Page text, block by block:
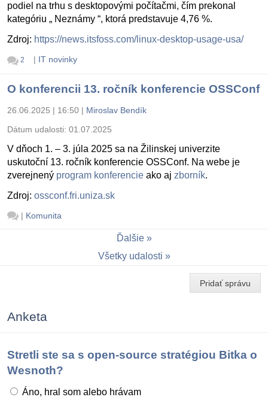
podiel na trhu s desktopovými počítačmi, čím prekonal
kategóriu „ Neznámy “, ktorá predstavuje 4,76 %.
Zdroj: https://news.itsfoss.com/linux-desktop-usage-usa/
2 | IT novinky
O konferencii 13. ročník konferencie OSSConf
26.06.2025 | 16:50 | Miroslav Bendík
Dátum udalosti: 01.07.2025
V dňoch 1. – 3. júla 2025 sa na Žilinskej univerzite
uskutoční 13. ročník konferencie OSSConf. Na webe je
zverejnený program konferencie ako aj zborník.
Zdroj: ossconf.fri.uniza.sk
| Komunita
Ďalšie
Všetky udalosti
Pridať správu
Anketa
Stretli ste sa s open-source stratégiou Bitka o
Wesnoth?
Áno, hral som alebo hrávam